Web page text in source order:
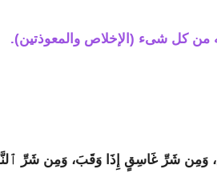
كل شىء (الإخلاص والمعوذتين).
وَمِن شَرِّ غَاسِقٍ إِذَا وَقَبَ، وَمِن شَرِّ